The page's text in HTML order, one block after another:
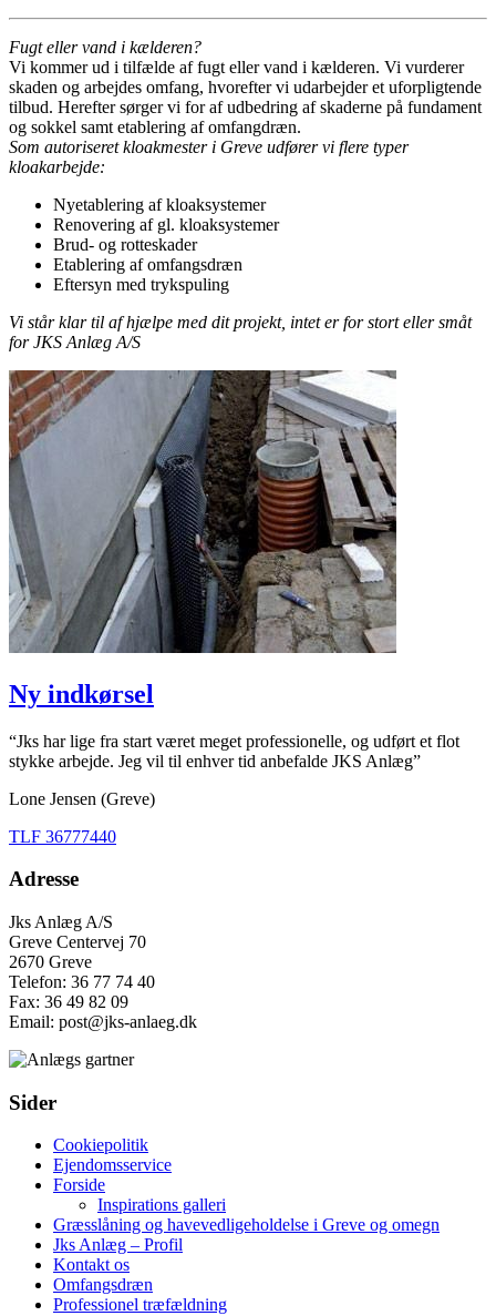
Fugt eller vand i kælderen?
Vi kommer ud i tilfælde af fugt eller vand i kælderen. Vi vurderer
skaden og arbejdes omfang, hvorefter vi udarbejder et uforpligtende
tilbud. Herefter sørger vi for af udbedring af skaderne på fundament
og sokkel samt etablering af omfangdræn.
Som autoriseret kloakmester i Greve udfører vi flere typer
kloakarbejde:
Nyetablering af kloaksystemer
Renovering af gl. kloaksystemer
Brud- og rotteskader
Etablering af omfangsdræn
Eftersyn med trykspuling
Vi står klar til af hjælpe med dit projekt, intet er for stort eller småt
for JKS Anlæg A/S
Ny indkørsel
“Jks har lige fra start været meget professionelle, og udført et flot
stykke arbejde. Jeg vil til enhver tid anbefalde JKS Anlæg”
Lone Jensen (Greve)
TLF 36777440
Adresse
Jks Anlæg A/S
Greve Centervej 70
2670 Greve
Telefon: 36 77 74 40
Fax: 36 49 82 09
Email: post@jks-anlaeg.dk
Sider
Cookiepolitik
Ejendomsservice
Forside
Inspirations galleri
Græsslåning og havevedligeholdelse i Greve og omegn
Jks Anlæg – Profil
Kontakt os
Omfangsdræn
Professionel træfældning